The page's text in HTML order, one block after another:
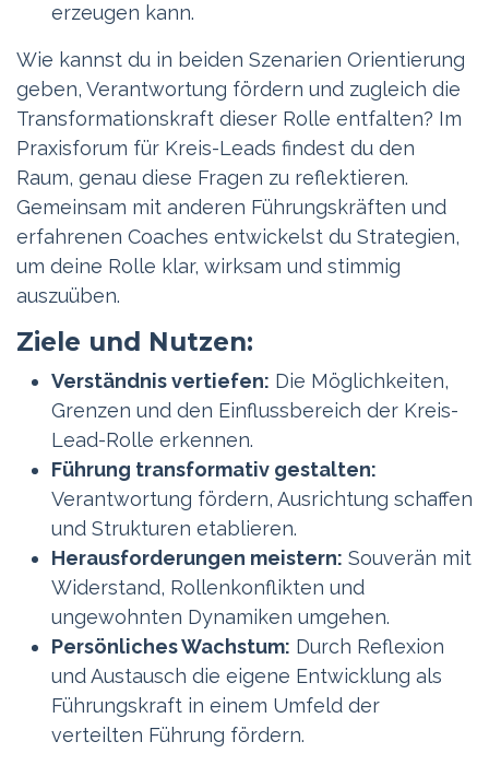
erzeugen kann.
Wie kannst du in beiden Szenarien Orientierung
geben, Verantwortung fördern und zugleich die
Transformationskraft dieser Rolle entfalten? Im
Praxisforum für Kreis-Leads findest du den
Raum, genau diese Fragen zu reflektieren.
Gemeinsam mit anderen Führungskräften und
erfahrenen Coaches entwickelst du Strategien,
um deine Rolle klar, wirksam und stimmig
auszuüben.
Ziele und Nutzen:
Verständnis vertiefen: Die Möglichkeiten,
Grenzen und den Einflussbereich der Kreis-
Lead-Rolle erkennen.
Führung transformativ gestalten:
Verantwortung fördern, Ausrichtung schaffen
und Strukturen etablieren.
Herausforderungen meistern: Souverän mit
Widerstand, Rollenkonflikten und
ungewohnten Dynamiken umgehen.
Persönliches Wachstum: Durch Reflexion
und Austausch die eigene Entwicklung als
Führungskraft in einem Umfeld der
verteilten Führung fördern.